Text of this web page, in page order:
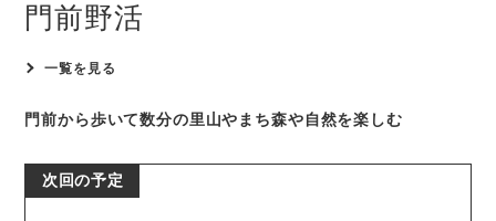
門前野活
一覧を見る
門前から歩いて数分の里山やまち森や自然を楽しむ